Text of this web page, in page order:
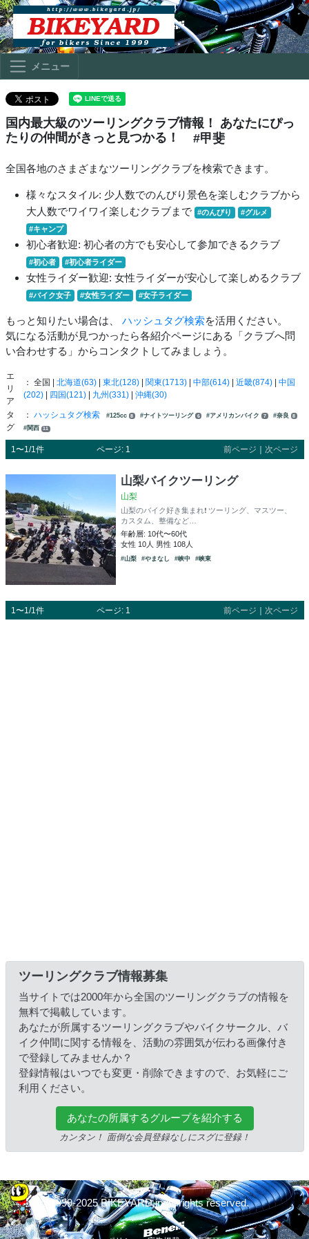
メニュー
国内最大級のツーリングクラブ情報！ あなたにぴっ
たりの仲間がきっと見つかる！
#甲斐
全国各地のさまざまなツーリングクラブを検索できます。
様々なスタイル: 少人数でのんびり景色を楽しむクラブから
大人数でワイワイ楽しむクラブまで
#のんびり
#グルメ
#キャンプ
初心者歓迎: 初心者の方でも安心して参加できるクラブ
#初心者 #初心者ライダー
女性ライダー歓迎: 女性ライダーが安心して楽しめるクラブ
#バイク女子 #女性ライダー #女子ライダー
もっと知りたい場合は、 ハッシュタグ検索を活用ください。
気になる活動が見つかったら各紹介ページにある「クラブへ問
い合わせする」からコンタクトしてみましょう。
エ
リ
ア
： 全国 | 北海道(63)| 東北(128)| 関東(1713)| 中部(614)| 近畿(874)| 中国
(202)| 四国(121)| 九州(331)| 沖縄(30)
タ
グ
： ハッシュタグ検索 #125cc 8 #ナイトツーリング 6 #アメリカンバイク 7 #奈良 8
#関西 11
1〜1/1件 ページ: 1 前ページ 次ページ
山梨バイクツーリング
山梨
山梨のバイク好き集まれ❗️ ツーリング、マスツー、
カスタム、整備など…
年齢層: 10代〜60代
女性 10人 男性 108人
#山梨 #やまなし #峡中 #峡東
1〜1/1件 ページ: 1 前ページ ｜ 次ページ
ツーリングクラブ情報募集
当サイトでは2000年から全国のツーリングクラブの情報を
無料で掲載しています。
あなたが所属するツーリングクラブやバイクサークル、バ
イク仲間に関する情報を、活動の雰囲気が伝わる画像付き
で登録してみませんか？
登録情報はいつでも変更・削除できますので、お気軽にご
利用ください。
あなたの所属するグループを紹介する
カンタン！ 面倒な会員登録なしにスグに登録！
© 1999-2025 BIKEYARD.jp All rights reserved.